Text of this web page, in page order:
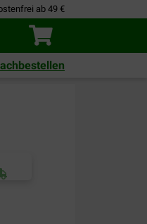
ab 49 €